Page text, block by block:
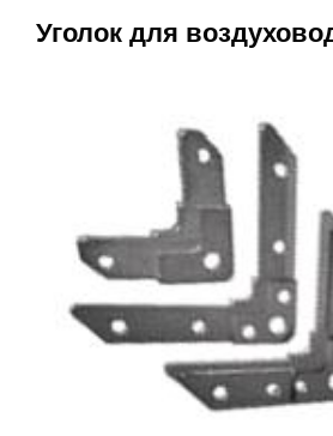
Уголок для